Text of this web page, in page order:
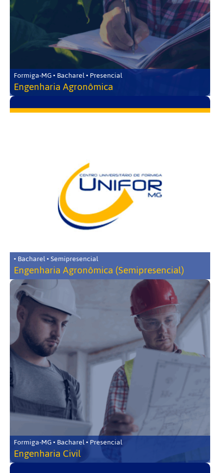
Formiga-MG • Bacharel • Presencial
Engenharia Agronômica
• Bacharel • Semipresencial
Engenharia Agronômica (Semipresencial)
Formiga-MG • Bacharel • Presencial
Engenharia Civil